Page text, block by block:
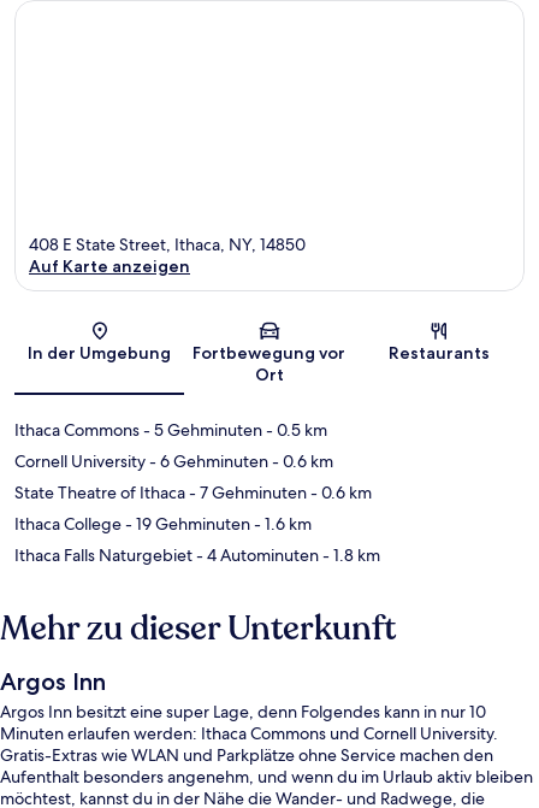
Karte
408 E State Street, Ithaca, NY, 14850
Auf Karte anzeigen
In der Umgebung
Fortbewegung vor
Ort
Restaurants
Ithaca Commons- 5 Gehminuten- 0.5 km
Cornell University- 6 Gehminuten- 0.6 km
State Theatre of Ithaca- 7 Gehminuten- 0.6 km
Ithaca College- 19 Gehminuten- 1.6 km
Ithaca Falls Naturgebiet- 4 Autominuten- 1.8 km
Mehr zu dieser Unterkunft
Argos Inn
Argos Inn besitzt eine super Lage, denn Folgendes kann in nur 10
Minuten erlaufen werden: Ithaca Commons und Cornell University.
Gratis-Extras wie WLAN und Parkplätze ohne Service machen den
Aufenthalt besonders angenehm, und wenn du im Urlaub aktiv bleiben
möchtest, kannst du in der Nähe die Wander- und Radwege, die